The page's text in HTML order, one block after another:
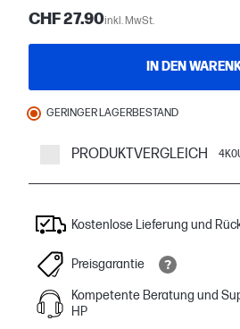
CHF 27.90inkl. MwSt.
IN DEN
GERINGER LAGERBESTAND
PRODUKTVERGLEICH
Kostenlose Lieferung und
Preisgarantie
Kompetente Beratung und
HP